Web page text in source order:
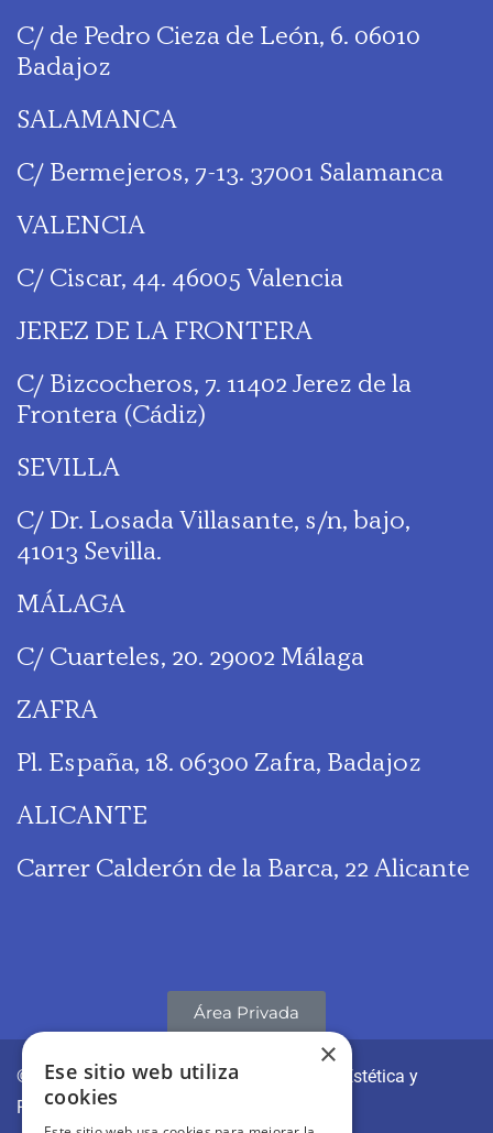
C/ de Pedro Cieza de León, 6. 06010
Badajoz
SALAMANCA
C/ Bermejeros, 7-13. 37001 Salamanca
VALENCIA
C/ Ciscar, 44. 46005 Valencia
JEREZ DE LA FRONTERA
C/ Bizcocheros, 7. 11402 Jerez de la
Frontera (Cádiz)
SEVILLA
C/ Dr. Losada Villasante, s/n, bajo,
41013 Sevilla.
MÁLAGA
C/ Cuarteles, 20. 29002 Málaga
ZAFRA
Pl. España, 18. 06300 Zafra, Badajoz
ALICANTE
Carrer Calderón de la Barca, 22 Alicante
Área Privada
© CLÍNICAS REVITAE | Medicina y Cirugía Estética y
Regenerativa
×
Ese sitio web utiliza
cookies